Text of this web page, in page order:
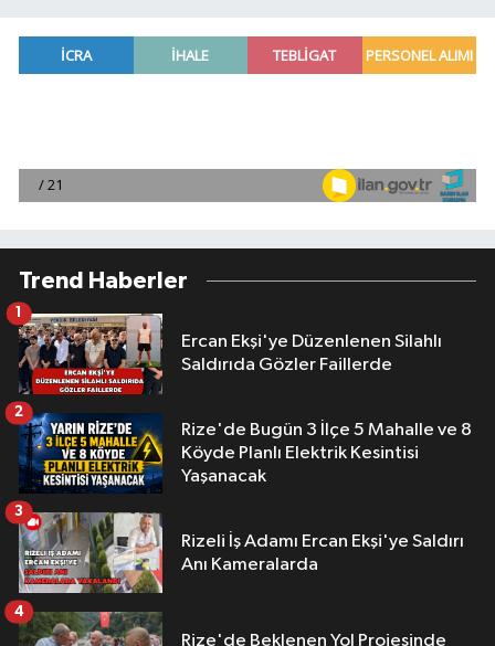
Trend Haberler
Ercan Ekşi'ye Düzenlenen Silahlı
Saldırıda Gözler Faillerde
1
Rize'de Bugün 3 İlçe 5 Mahalle ve 8
Köyde Planlı Elektrik Kesintisi
Yaşanacak
2
Rizeli İş Adamı Ercan Ekşi'ye Saldırı
Anı Kameralarda
3
Rize'de Beklenen Yol Projesinde
4